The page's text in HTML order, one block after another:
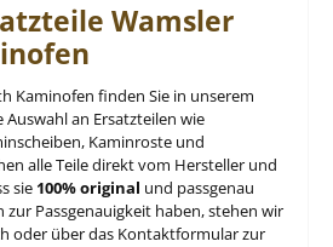
Wamsler
Kaminofen finden Sie in unserem
an Ersatzteilen wie
Kaminroste und
alle Teile direkt vom Hersteller und
sie 100% original und passgenau
zur Passgenauigkeit haben, stehen wir
oder über das Kontaktformular zur